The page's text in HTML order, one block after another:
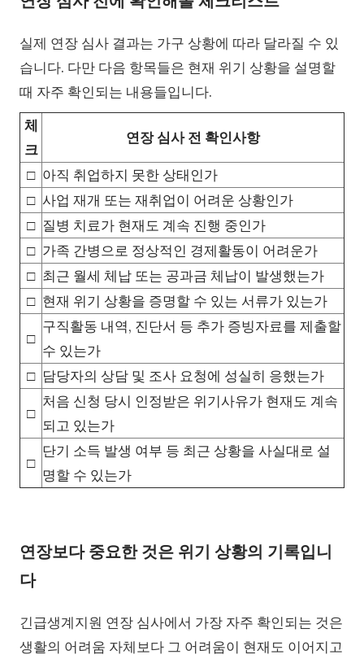
실제 연장 심사 결과는 가구 상황에 따라 달라질 수 있
습니다. 다만 다음 항목들은 현재 위기 상황을 설명할
때 자주 확인되는 내용들입니다.
체
크
연장 심사 전 확인사항
□ 아직 취업하지 못한 상태인가
□ 사업 재개 또는 재취업이 어려운 상황인가
□ 질병 치료가 현재도 계속 진행 중인가
□ 가족 간병으로 정상적인 경제활동이 어려운가
□ 최근 월세 체납 또는 공과금 체납이 발생했는가
□ 현재 위기 상황을 증명할 수 있는 서류가 있는가
□
구직활동 내역, 진단서 등 추가 증빙자료를 제출할
수 있는가
□ 담당자의 상담 및 조사 요청에 성실히 응했는가
□
처음 신청 당시 인정받은 위기사유가 현재도 계속
되고 있는가
□
단기 소득 발생 여부 등 최근 상황을 사실대로 설
명할 수 있는가
연장보다 중요한 것은 위기 상황의 기록입니
다
긴급생계지원 연장 심사에서 가장 자주 확인되는 것은
생활의 어려움 자체보다 그 어려움이 현재도 이어지고